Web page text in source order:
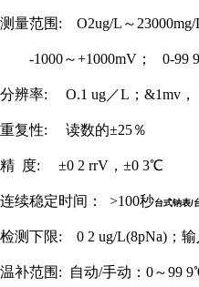
测量范围 : O2ug/L～23000mg/
-1000～+1000mV； 0-99
分辨率: O.1 ug／L；&1mv
重复性: 读数的±25％
精 度: ±0 2 rrV，±0 3℃
连续稳定时间： >100秒台式钠表/
检测下限: 0 2 ug/L(8pNa)；输
温补范围 : 自动/手动： 0～99